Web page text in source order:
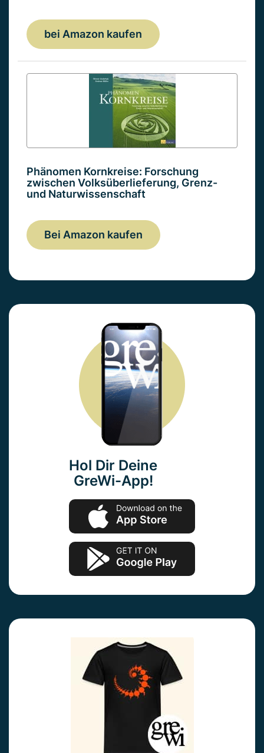
bei Amazon kaufen
Phänomen Kornkreise: Forschung
zwischen Volksüberlieferung, Grenz-
und Naturwissenschaft
Bei Amazon kaufen
Hol Dir Deine
GreWi-App!